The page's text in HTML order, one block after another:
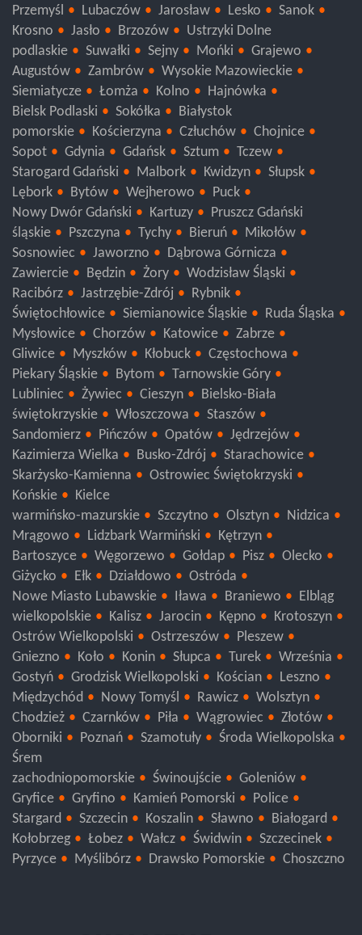
Przemyśl
Lubaczów Jarosław Lesko
Sanok
Krosno
Jasło Brzozów
Ustrzyki Dolne
podlaskie
Suwałki Sejny Mońki
Grajewo
Augustów
Zambrów
Wysokie Mazowieckie
Siemiatycze
Łomża Kolno
Hajnówka
Bielsk Podlaski
Sokółka
Białystok
pomorskie
Kościerzyna Człuchów
Chojnice
Sopot
Gdynia Gdańsk Sztum
Tczew
Starogard Gdański
Malbork Kwidzyn
Słupsk
Lębork
Bytów Wejherowo
Puck
Nowy Dwór Gdański
Kartuzy
Pruszcz Gdański
śląskie
Pszczyna Tychy Bieruń
Mikołów
Sosnowiec
Jaworzno
Dąbrowa Górnicza
Zawiercie
Będzin Żory
Wodzisław Śląski
Racibórz
Jastrzębie-Zdrój
Rybnik
Świętochłowice
Siemianowice Śląskie
Ruda Śląska
Mysłowice
Chorzów Katowice
Zabrze
Gliwice
Myszków Kłobuck
Częstochowa
Piekary Śląskie
Bytom
Tarnowskie Góry
Lubliniec
Żywiec Cieszyn
Bielsko-Biała
świętokrzyskie
Włoszczowa
Staszów
Sandomierz
Pińczów Opatów
Jędrzejów
Kazimierza Wielka
Busko-Zdrój
Starachowice
Skarżysko-Kamienna
Ostrowiec Świętokrzyski
Końskie
Kielce
warmińsko-mazurskie
Szczytno Olsztyn
Nidzica
Mrągowo
Lidzbark Warmiński
Kętrzyn
Bartoszyce
Węgorzewo Gołdap Pisz
Olecko
Giżycko
Ełk Działdowo
Ostróda
Nowe Miasto Lubawskie
Iława Braniewo
Elbląg
wielkopolskie
Kalisz Jarocin Kępno
Krotoszyn
Ostrów Wielkopolski
Ostrzeszów
Pleszew
Gniezno
Koło Konin Słupca Turek
Września
Gostyń
Grodzisk Wielkopolski Kościan
Leszno
Międzychód
Nowy Tomyśl Rawicz
Wolsztyn
Chodzież
Czarnków Piła Wągrowiec
Złotów
Oborniki
Poznań Szamotuły
Środa Wielkopolska
Śrem
zachodniopomorskie
Świnoujście
Goleniów
Gryfice
Gryfino Kamień Pomorski
Police
Stargard
Szczecin Koszalin Sławno
Białogard
Kołobrzeg
Łobez Wałcz Świdwin
Szczecinek
Pyrzyce
Myślibórz Drawsko Pomorskie Choszczno